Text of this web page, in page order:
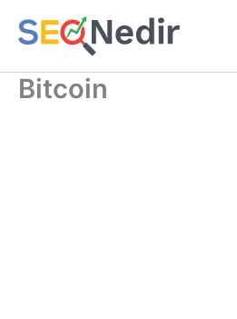
atla
Bitcoin